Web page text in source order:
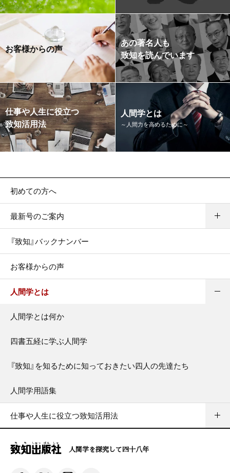
お客様からの声
あの著名人も
致知を読んでいます
仕事や人生に役立つ
致知活用法
人間学とは
～人間力を高めるために～
初めての方へ
最新号のご案内
『致知』バックナンバー
お客様からの声
人間学とは
人間学とは何か
四書五経に学ぶ人間学
『致知』を知るために知っておきたい四人の先達たち
人間学用語集
仕事や人生に役立つ致知活用法
人間学を探究して四十八年